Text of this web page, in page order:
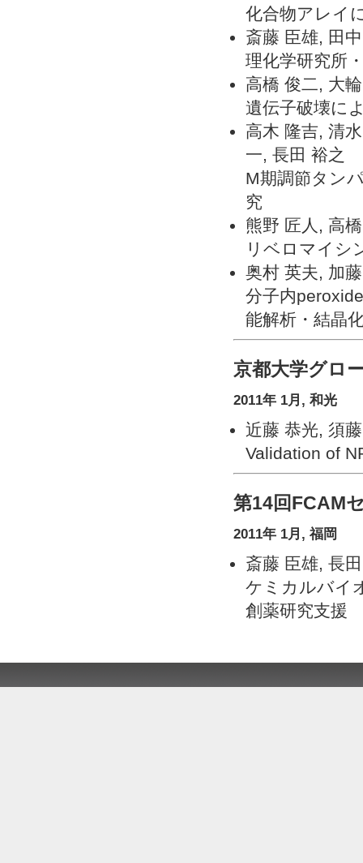
化合物アレイ
斎藤 臣雄, 田
理化学研究所
高橋 俊二, 大
遺伝子破壊に
高木 隆吉, 清
一, 長田 裕之
M期調節タン
究
熊野 匠人, 高
リベロマイシ
奥村 英夫, 加
分子内
能解析・結晶
京都大学グロ
2011年 1月, 和光
近藤 恭光, 須
Validation of
第14回FCAM
2011年 1月, 福岡
斎藤 臣雄, 長
ケミカルバイ
創薬研究支援